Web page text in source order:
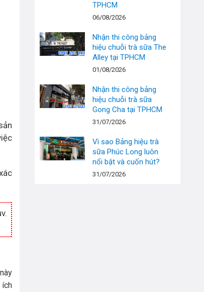
ích
TPHCM
06/08/2026
Nhận thi công bảng
hiệu chuỗi trà sữa The
Alley tại TPHCM
01/08/2026
Nhận thi công bảng
hiệu chuỗi trà sữa
Gong Cha tại TPHCM
31/07/2026
Vì sao Bảng hiệu trà
sữa Phúc Long luôn
nổi bật và cuốn hút?
31/07/2026